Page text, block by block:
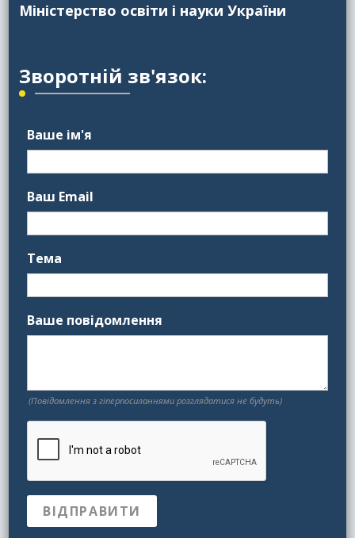
Міністерство освіти і науки України
Зворотній зв'язок:
Ваше ім'я
Ваш Email
Тема
Ваше повідомлення
(Повідомлення з гіперпосиланнями розглядатися не будуть)